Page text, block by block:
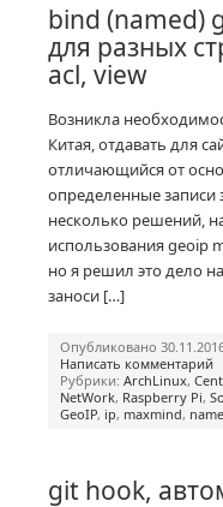
bind (named)
для разных
acl, view
Возникла
Китая, отдавать для
отличающийся от
определенные записи
несколько решений,
использования geoip
но я решил это дело
заноси […]
Опубликовано
Написать комментарий
Рубрики: ArchLinux,
NetWork, Raspberry Pi,
GeoIP, ip, maxmind,
git hook,